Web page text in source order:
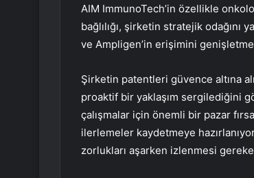
AIM ImmunoTech’in özellikle
bağlılığı, şirketin stratejik odağını
ve Ampligen’in erişimini genişletme
Şirketin patentleri güvence altına
proaktif bir yaklaşım sergilediğini
çalışmalar için önemli bir pazar
ilerlemeler kaydetmeye
zorlukları aşarken izlenmesi